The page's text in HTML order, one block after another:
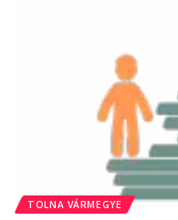
TOLNA VÁRMEGYE